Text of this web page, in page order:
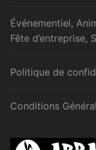
Événementiel,
Fête d’entreprise,
Politique de
Conditions